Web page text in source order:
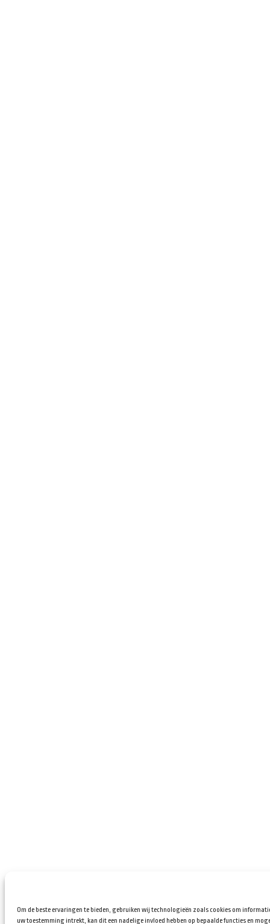
Om de beste ervaringen te bieden, gebruiken wij technologieën zoals cookies om
uw toestemming intrekt, kan dit een nadelige invloed hebben op bepaalde functies en